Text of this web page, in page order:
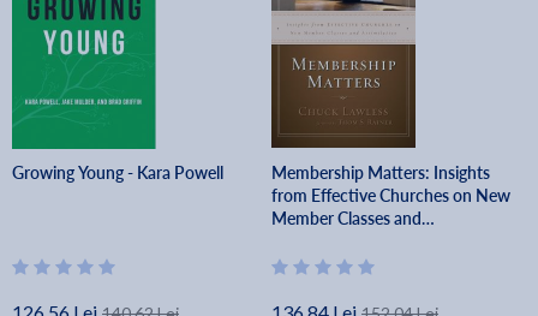
Growing Young - Kara Powell
126.56 Lei
Membership Matters: Insights
from Effective Churches on New
Member Classes and
136.84 Lei